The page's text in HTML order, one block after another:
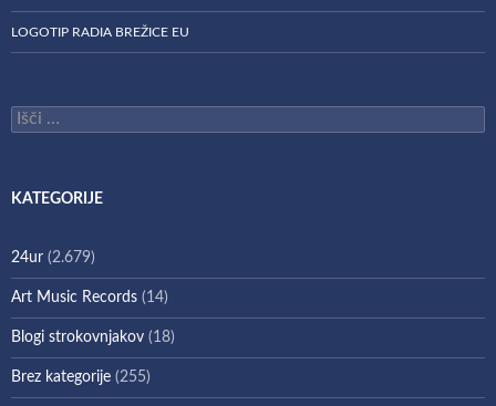
LOGOTIP RADIA BREŽICE EU
Išči:
KATEGORIJE
24ur (2.679)
Art Music Records (14)
Blogi strokovnjakov (18)
Brez kategorije (255)